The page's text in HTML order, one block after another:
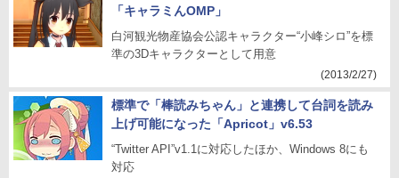
「キャラミんOMP」
白河観光物産協会公認キャラクター“小峰シロ”を標
準の3Dキャラクターとして用意
(2013/2/27)
標準で「棒読みちゃん」と連携して台詞を読み
上げ可能になった「Apricot」v6.53
“Twitter API”v1.1に対応したほか、Windows 8にも
対応